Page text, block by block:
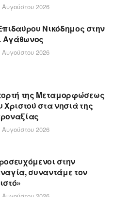
Αυγούστου 2026
Νικόδημος στην
Αγάθωνος
Αυγούστου 2026
της Μεταμορφώσεως
Χριστού στα νησιά της
Αυγούστου 2026
στην
συναντάμε τον